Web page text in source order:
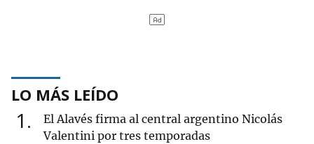
LO MÁS LEÍDO
1
El Alavés firma al central argentino Nicolás
Valentini por tres temporadas